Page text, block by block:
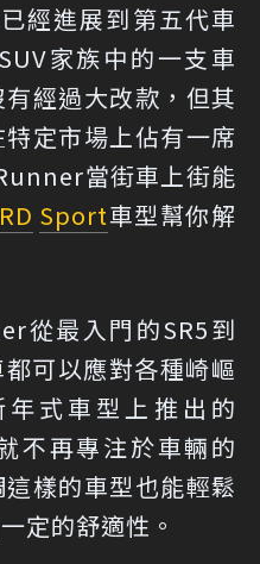
經進展到第五代車
家族中的一支車
經過大改款，但其
定市場上佔有一席
當街車上街能
Sport車型幫你解
從最入門的SR5到
可以應對各種崎嶇
式車型上推出的
不再專注於車輛的
樣的車型也能輕鬆
定的舒適性。